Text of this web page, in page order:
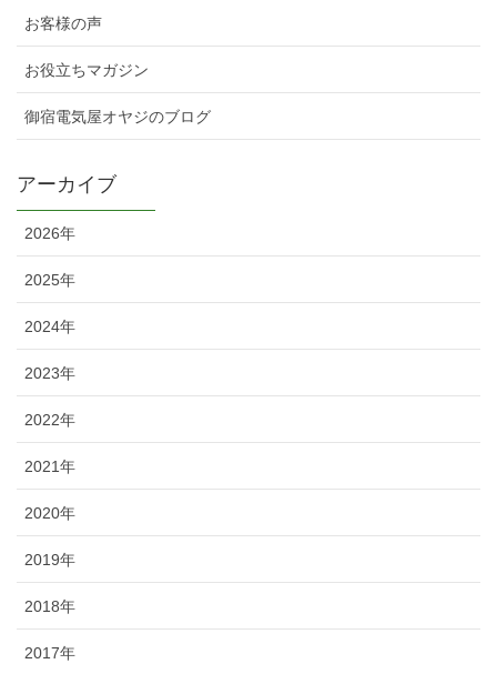
お客様の声
お役立ちマガジン
御宿電気屋オヤジのブログ
アーカイブ
2026年
2025年
2024年
2023年
2022年
2021年
2020年
2019年
2018年
2017年